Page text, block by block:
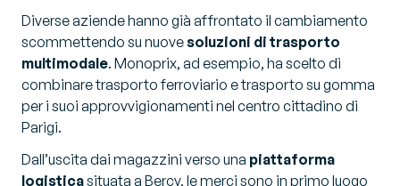
Diverse aziende hanno già affrontato il cambiamento
scommettendo su nuovesoluzioni di trasporto
multimodale. Monoprix, ad esempio, ha scelto di
combinare trasporto ferroviario e trasporto su gomma
per i suoi approvvigionamenti nel centro cittadino di
Parigi.
Dall’uscita dai magazzini verso una piattaforma
logisticasituata a Bercy, le merci sono in primo luogo